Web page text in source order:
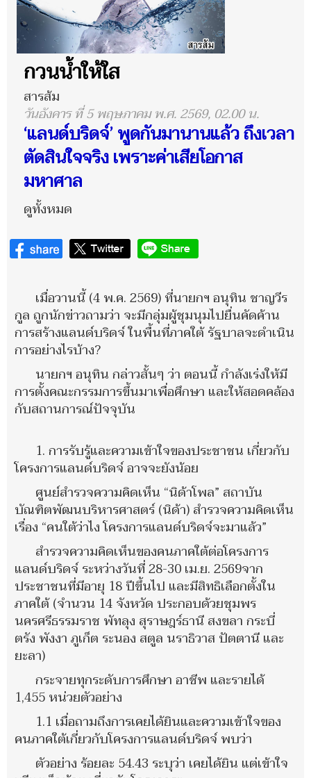
กวนน้ำให้ใส
สารส้ม
วันอังคาร ที่ 5 พฤษภาคม พ.ศ. 2569, 02.00 น.
‘แลนด์บริดจ์’ พูดกันมานานแล้ว ถึงเวลา
ตัดสินใจจริง เพราะค่าเสียโอกาส
มหาศาล
ดูทั้งหมด
เมื่อวานนี้ (4 พ.ค. 2569) ที่นายกฯ อนุทิน ชาญวีร
กูล ถูกนักข่าวถามว่า จะมีกลุ่มผู้ชุมนุมไปยื่นคัดค้าน
การสร้างแลนด์บริดจ์ ในพื้นที่ภาคใต้ รัฐบาลจะดำเนิน
การอย่างไรบ้าง?
นายกฯ อนุทิน กล่าวสั้นๆ ว่า ตอนนี้ กำลังเร่งให้มี
การตั้งคณะกรรมการขึ้นมาเพื่อศึกษา และให้สอดคล้อง
กับสถานการณ์ปัจจุบัน
1. การรับรู้และความเข้าใจของประชาชน เกี่ยวกับ
โครงการแลนด์บริดจ์ อาจจะยังน้อย
ศูนย์สำรวจความคิดเห็น “นิด้าโพล” สถาบัน
บัณฑิตพัฒนบริหารศาสตร์ (นิด้า) สำรวจความคิดเห็น
เรื่อง “คนใต้ว่าไง โครงการแลนด์บริดจ์จะมาแล้ว”
สำรวจความคิดเห็นของคนภาคใต้ต่อโครงการ
แลนด์บริดจ์ ระหว่างวันที่ 28-30 เม.ย. 2569จาก
ประชาชนที่มีอายุ 18 ปีขึ้นไป และมีสิทธิเลือกตั้งใน
ภาคใต้ (จำนวน 14 จังหวัด ประกอบด้วยชุมพร
นครศรีธรรมราช พัทลุง สุราษฎร์ธานี สงขลา กระบี่
ตรัง พังงา ภูเก็ต ระนอง สตูล นราธิวาส ปัตตานี และ
ยะลา)
กระจายทุกระดับการศึกษา อาชีพ และรายได้
1,455 หน่วยตัวอย่าง
1.1 เมื่อถามถึงการเคยได้ยินและความเข้าใจของ
คนภาคใต้เกี่ยวกับโครงการแลนด์บริดจ์ พบว่า
ตัวอย่าง ร้อยละ 54.43 ระบุว่า เคยได้ยิน แต่เข้าใจ